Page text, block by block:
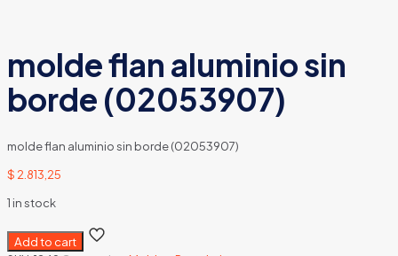
molde flan aluminio sin
borde (02053907)
molde flan aluminio sin borde (02053907)
$ 2.813,25
1 in stock
Add to cart